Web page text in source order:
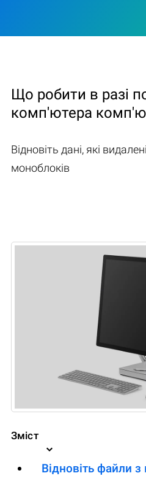
Що робити в разі
комп'ютера
Відновіть дані, які
моноблоків
Зміст
Відновіть файли